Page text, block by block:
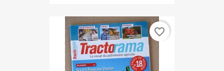
favorite_border